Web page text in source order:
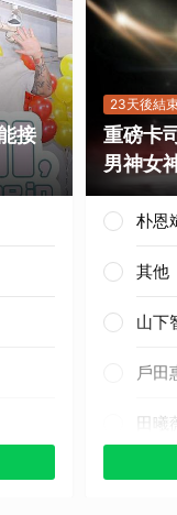
接
23天後結
重磅卡
男神女
朴恩
其他
山下
戶田
田曦